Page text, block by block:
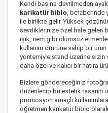
Kendi başına devrilmeden
karikatür biblo , beraberinde
ile birlikte gelir. Yüksek
sevdiklerinize özel hale gelen
ışık, nem gibi olumsuz
kullanım ömrüne sahip bir
yöntemiyle stand üzerine sizin
daha özel ve kalıcı bir hatıra
Bizlere göndereceğiniz
düzenlenip bu estetik tasarım
promosyon amaçlı
öğretmen karikatür biblo